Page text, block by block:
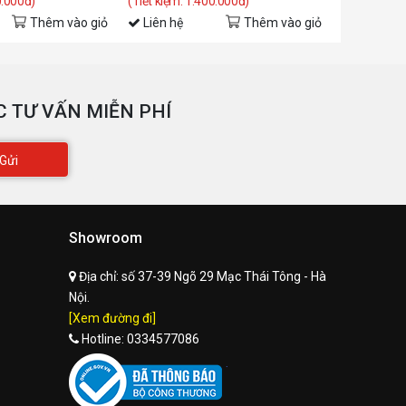
Thêm vào giỏ Liên hệ Thêm vào giỏ
TƯ VẤN MIỄN PHÍ
Gửi
Showroom
Địa chỉ: số 37-39 Ngõ 29 Mạc Thái Tông - Hà
Nội.
[Xem đường đi]
Hotline: 0334577086